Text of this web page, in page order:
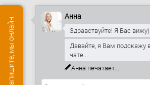
Политика безопасности
Условия соглашения
Цвета RAL
Оплата
Калькулятор сэндвич
Анна
Здравствуйте! Я Вас вижу)
Давайте, я Вам подскажу
чате...
Анна печатает...